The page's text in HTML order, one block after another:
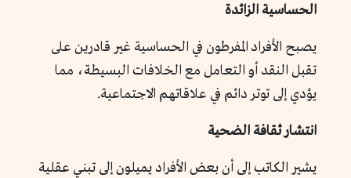
الحساسية الزائدة
يصبح الأفراد المفرطون في الحساسية غير قادرين على
تقبل النقد أو التعامل مع الخلافات البسيطة، مما
يؤدي إلى توتر دائم في علاقاتهم الاجتماعية.
انتشار ثقافة الضحية
يشير الكاتب إلى أن بعض الأفراد يميلون إلى تبني عقلية